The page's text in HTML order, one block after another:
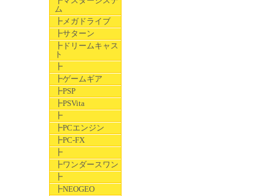
ム
┣メガドライブ
┣サターン
┣ドリームキャス
ト
┣
┣ゲームギア
┣PSP
┣PSVita
┣
┣PCエンジン
┣PC-FX
┣
┣ワンダースワン
┣
┣NEOGEO